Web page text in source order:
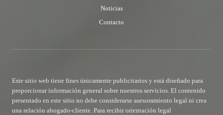
Noticias
Contacto
Este sitio web tiene fines únicamente publicitarios y está diseñado para
proporcionar información general sobre nuestros servicios. El contenido
presentado en este sitio no debe considerarse asesoramiento legal ni crea
una relación abogado-cliente. Para recibir orientación legal